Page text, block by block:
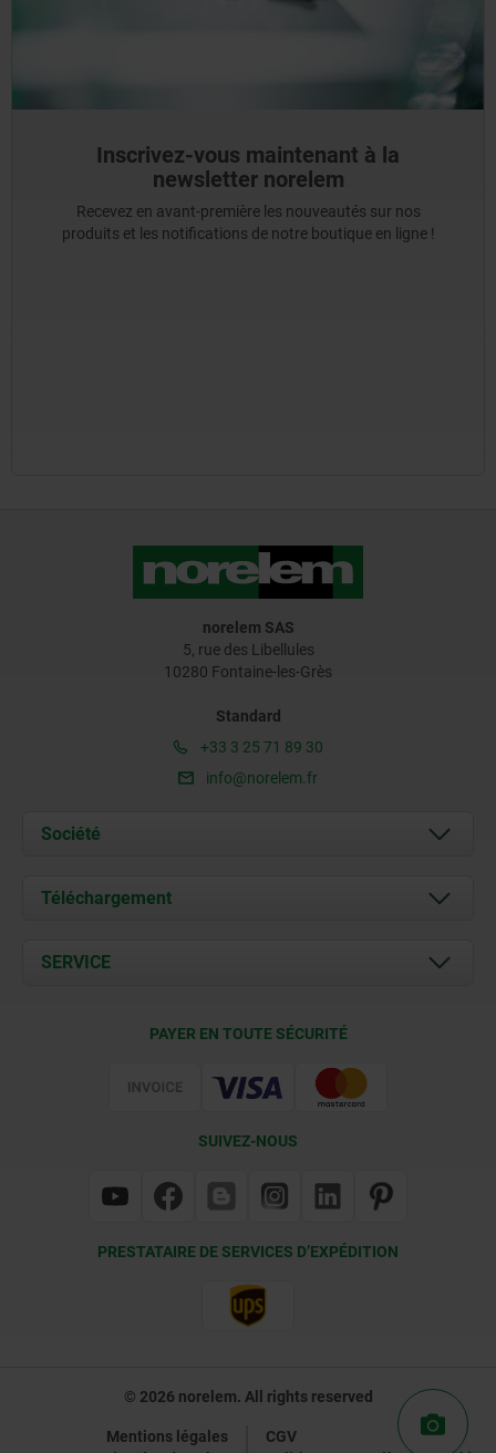
Inscrivez-vous maintenant à la
newsletter norelem
Recevez en avant-première les nouveautés sur nos
produits et les notifications de notre boutique en ligne !
norelem SAS
5, rue des Libellules
10280 Fontaine-les-Grès
Standard
+33 3 25 71 89 30
info@norelem.fr
Société
À propos de nous
Contact
Téléchargement
Documents
SERVICE
PAYER EN TOUTE SÉCURITÉ
SUIVEZ-NOUS
PRESTATAIRE DE SERVICES D’EXPÉDITION
© 2026 norelem. All rights reserved
Mentions légales
CGV